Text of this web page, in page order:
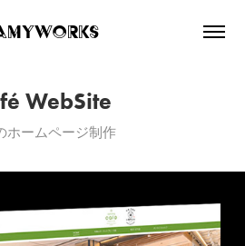
WebSite
ホームページ制作